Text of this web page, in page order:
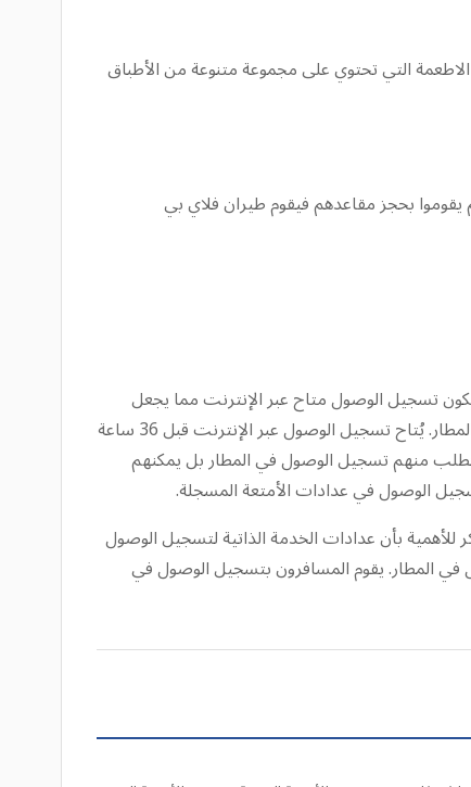
التي تحتوي على مجموعة متنوعة من الأطباق
بحجز مقاعدهم فيقوم طيران فلاي بي
تسجيل الوصول متاح عبر الإنترنت مما يجعل
تجربة السفر سواء لقضاء العُطل أو العمل، خالية من التوتر منذ البداية، فلا يحتاجون إلى الوقوف طويلاً في طوابير تسجيل الوصول في المطار. يُتاح تسجيل الوصول عبر الإنترنت قبل 36 ساعة
يتطلب منهم تسجيل الوصول في المطار بل يمكنهم
الوصول في عدادات الأمتعة المسجلة.
بأن عدادات الخدمة الذاتية لتسجيل الوصول
في المطار. يقوم المسافرون بتسجيل الوصول في